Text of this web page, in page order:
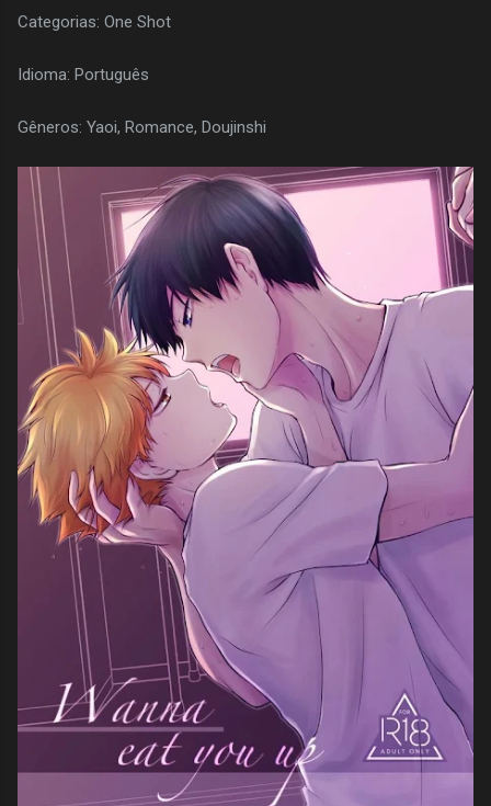
Categorias: One Shot
Idioma: Português
Gêneros: Yaoi, Romance, Doujinshi